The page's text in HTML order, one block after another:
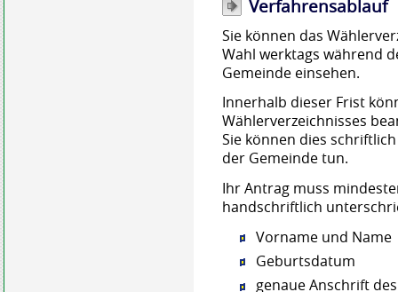
Verfahrensablauf
Sie können das
Wahl werktags während
Gemeinde einsehen.
Innerhalb dieser Frist
Wählerverzeichnisses
Sie können dies
der Gemeinde tun.
Ihr Antrag muss
handschriftlich
Vorname und Name
Geburtsdatum
genaue Anschrift